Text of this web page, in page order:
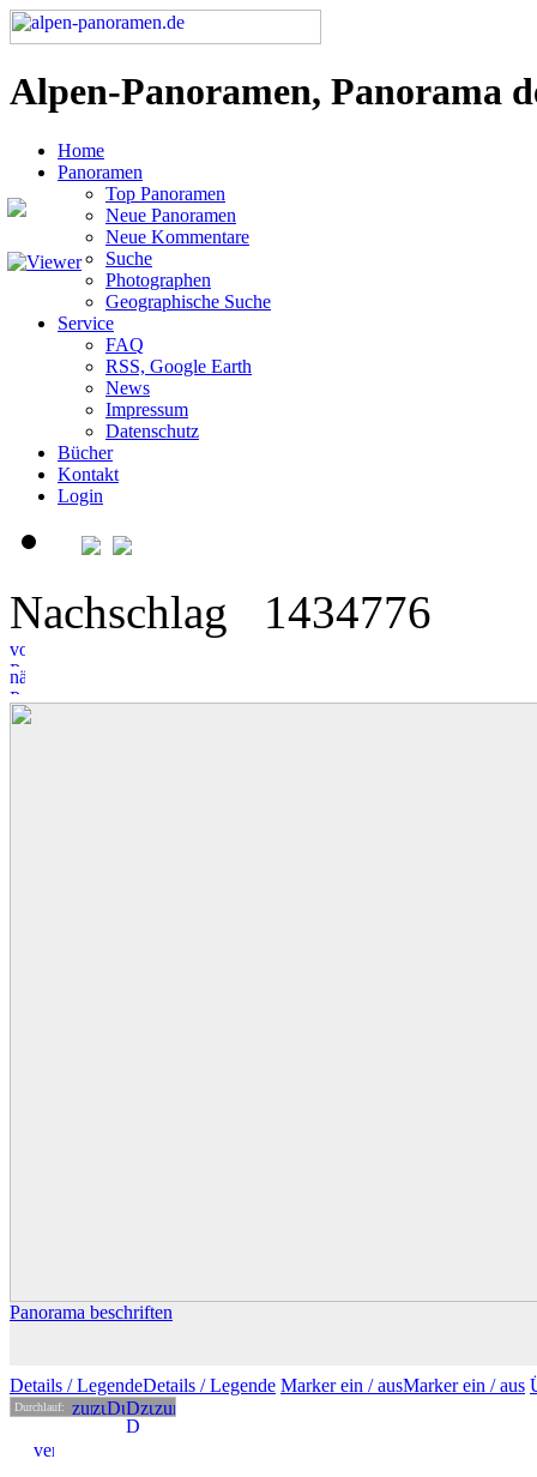
Alpen-Panoramen, Panorama
Home
Panoramen
Top Panoramen
Neue Panoramen
Neue Kommentare
Suche
Photographen
Geographische Suche
Service
FAQ
RSS, Google Earth
News
Impressum
Datenschutz
Bücher
Kontakt
Login
Nachschlag 1434776
Panorama beschriften
Details / LegendeDetails /Legende Marker ein /ausMarkerein / aus
Durchlauf: